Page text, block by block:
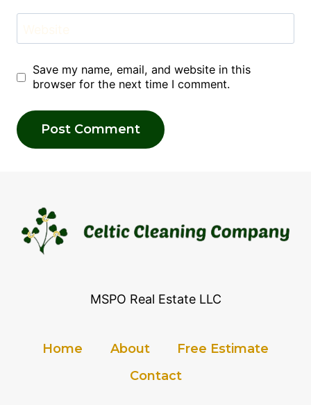
Save my name, email, and website in this
browser for the next time I comment.
MSPO Real Estate LLC
Home About
Free Estimate
Contact